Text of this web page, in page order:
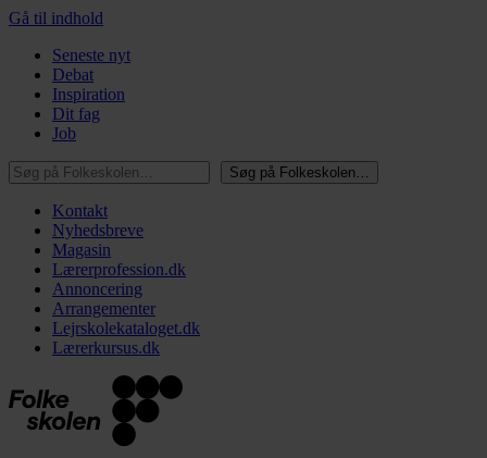
Gå til indhold
Seneste nyt
Debat
Inspiration
Dit fag
Job
Søg på Folkeskolen…
Søg på Folkeskolen…
Kontakt
Nyhedsbreve
Magasin
Lærerprofession.dk
Annoncering
Arrangementer
Lejrskolekataloget.dk
Lærerkursus.dk